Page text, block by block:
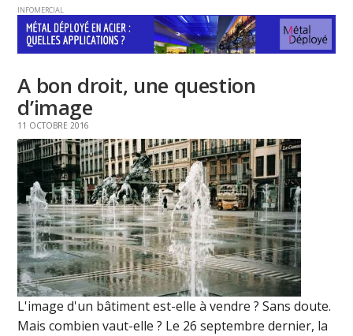
INFOMERCIAL
A bon droit, une question
d’image
11 OCTOBRE 2016
L'image d'un bâtiment est-elle à vendre ? Sans doute.
Mais combien vaut-elle ? Le 26 septembre dernier, la